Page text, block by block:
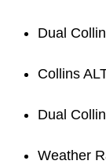
Dual
Collins
Dual
Weather